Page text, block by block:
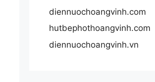
diennuochoangvinh.com
hutbephothoangvinh.com
diennuochoangvinh.vn